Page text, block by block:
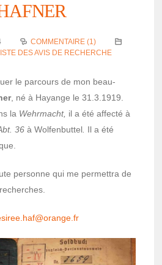
COMMENTAIRE (1)
DES AVIS DE RECHERCHE
le parcours de mon beau-
, né à Hayange le 31.3.1919.
la Wehr­macht, il a été affecté à
36 à Wolfen­but­tel Il a été
personne qui me permet­tra de